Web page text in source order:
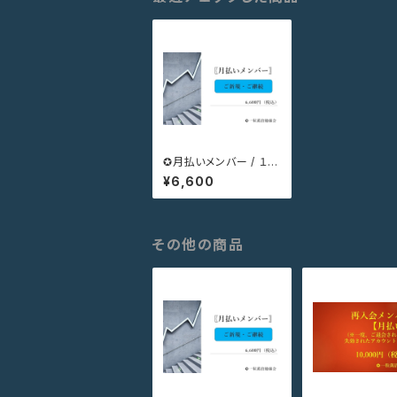
✪月払いメンバー / １ヵ
月（ご新規・ご継続）
¥6,600
その他の商品